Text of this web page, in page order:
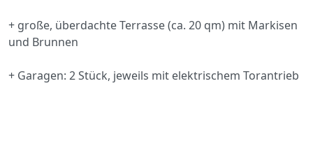
+ große, überdachte Terrasse (ca. 20 qm) mit Markisen
und Brunnen
+ Garagen: 2 Stück, jeweils mit elektrischem Torantrieb